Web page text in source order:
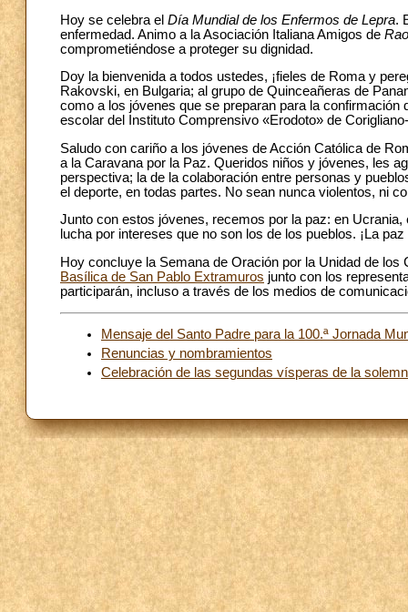
Hoy se celebra el Día Mundial de los Enfermos de Lepra.
enfermedad. Animo a la Asociación Italiana Amigos de
comprometiéndose a proteger su dignidad.
Doy la bienvenida a todos ustedes, ¡fieles de Roma y
Rakovski, en Bulgaria; al grupo de Quinceañeras de
como a los jóvenes que se preparan para la
escolar del Instituto Comprensivo «Erodoto» de
Saludo con cariño a los jóvenes de Acción Católica de
a la Caravana por la Paz. Queridos niños y jóvenes, les
perspectiva; la de la colaboración entre personas y
el deporte, en todas partes. No sean nunca violentos, ni
Junto con estos jóvenes, recemos por la paz: en
lucha por intereses que no son los de los pueblos. ¡La
Hoy concluye la Semana de Oración por la Unidad de
Basílica de San Pablo Extramuros junto con los
participarán, incluso a través de los medios de
Mensaje del Santo Padre para la 100.ª Jornada
Renuncias y nombramientos
Celebración de las segundas vísperas de la